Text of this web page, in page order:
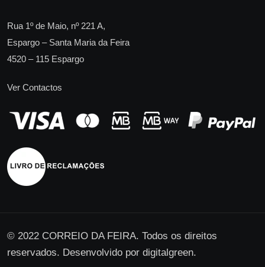
Rua 1º de Maio, nº 221 A,
Espargo – Santa Maria da Feira
4520 – 115 Espargo
Ver Contactos
© 2022 CORREIO DA FEIRA. Todos os direitos
reservados. Desenvolvido por digitalgreen.